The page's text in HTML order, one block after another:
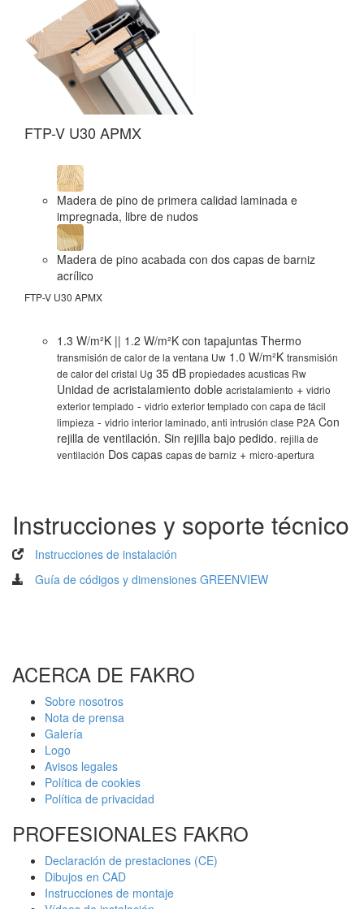
FTP-V U30 APMX
Madera de pino de primera calidad laminada e
impregnada, libre de nudos
Madera de pino acabada con dos capas de barniz
acrílico
FTP-V U30 APMX
1.3 W/m²K || 1.2 W/m²K con tapajuntas Thermo
transmisión de calor de la ventana Uw 1.0 W/m²K transmisión
de calor del cristal Ug 35 dB propiedades acusticas Rw
Unidad de acristalamiento doble acristalamiento + vidrio
exterior templado - vidrio exterior templado con capa de fácil
limpieza - vidrio interior laminado, anti intrusión clase P2A Con
rejilla de ventilación. Sin rejilla bajo pedido. rejilla de
ventilación Dos capas capas de barniz + micro-apertura
Instrucciones y soporte técnico
Instrucciones de instalación
Guía de códigos y dimensiones GREENVIEW
ACERCA DE FAKRO
Sobre nosotros
Nota de prensa
Galería
Logo
Avisos legales
Política de cookies
Política de privacidad
PROFESIONALES FAKRO
Declaración de prestaciones (CE)
Dibujos en CAD
Instrucciones de montaje